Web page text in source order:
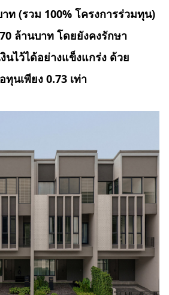
ท (รวม 100% โครงการร่วมทุน)
ล้านบาท โดยยังคงรักษา
นไว้ได้อย่างแข็งแกร่ง ด้วย
นเพียง 0.73 เท่า